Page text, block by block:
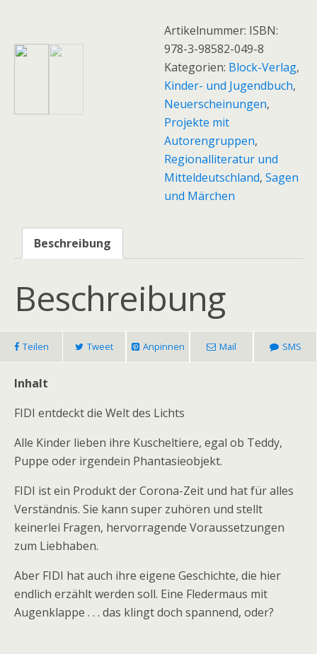
die
Welt
des
Lichts
-
Bilder
von
Nike
Lenz-
Menge
Artikelnummer: ISBN:
978-3-98582-049-8
Kategorien: Block-Verlag,
Kinder- und Jugendbuch,
Neuerscheinungen,
Projekte mit
Autorengruppen,
Regionalliteratur und
Mitteldeutschland,Sagen
und Märchen
Beschreibung
Beschreibung
Teilen Tweet Anpinnen Mail SMS
Inhalt
FIDI entdeckt die Welt des Lichts
Alle Kinder lieben ihre Kuscheltiere, egal ob Teddy,
Puppe oder irgendein Phantasieobjekt.
FIDI ist ein Produkt der Corona-Zeit und hat für alles
Verständnis. Sie kann super zuhören und stellt
keinerlei Fragen, hervorragende Voraussetzungen
zum Liebhaben.
Aber FIDI hat auch ihre eigene Geschichte, die hier
endlich erzählt werden soll. Eine Fledermaus mit
Augenklappe . . . das klingt doch spannend, oder?